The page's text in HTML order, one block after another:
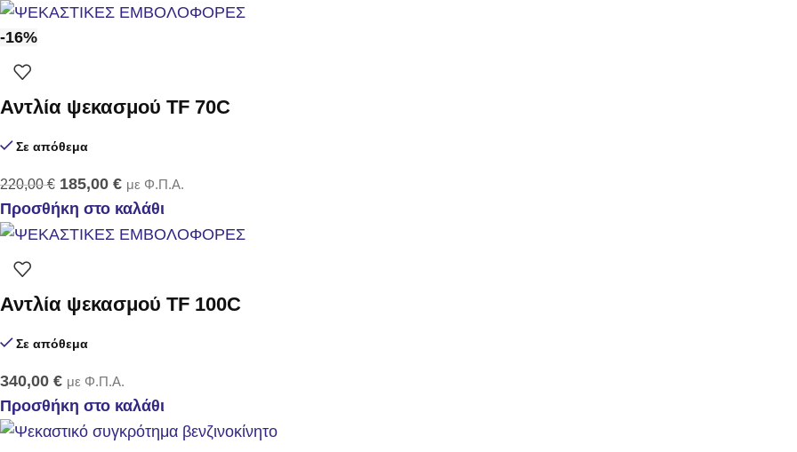
-16%
Αντλία ψεκασμού TF 70C
Σε απόθεμα
220,00€ 185,00 € με Φ.Π.Α.
Προσθήκη στο καλάθι
Αντλία ψεκασμού TF 100C
Σε απόθεμα
340,00 € με Φ.Π.Α.
Προσθήκη στο καλάθι